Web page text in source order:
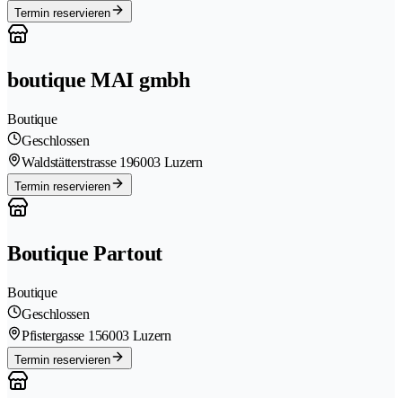
Termin reservieren
boutique MAI gmbh
Boutique
Geschlossen
Waldstätterstrasse 196003 Luzern
Termin reservieren
Boutique Partout
Boutique
Geschlossen
Pfistergasse 156003 Luzern
Termin reservieren